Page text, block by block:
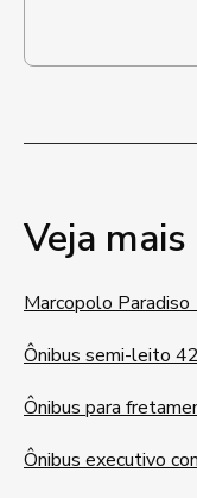
Veja
Marcopolo
Ônibus semi-leito
Ônibus para
Ônibus executivo